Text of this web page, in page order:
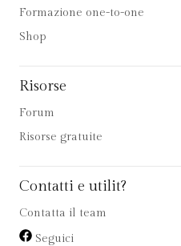
Formazione one-to-one
Shop
Risorse
Forum
Risorse gratuite
Contatti e utilit?
Contatta il team
Seguici